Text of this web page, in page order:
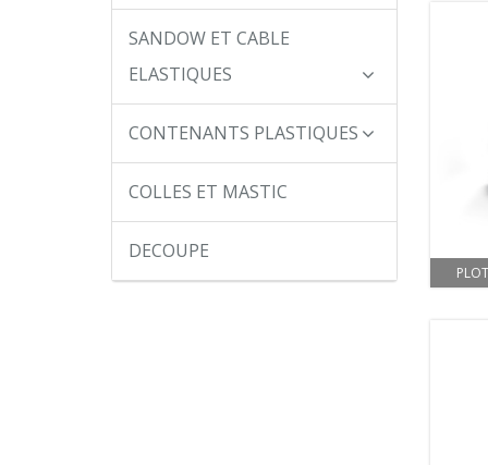
SANDOW ET CABLE
ELASTIQUES
CONTENANTS PLASTIQUES
COLLES ET MASTIC
DECOUPE